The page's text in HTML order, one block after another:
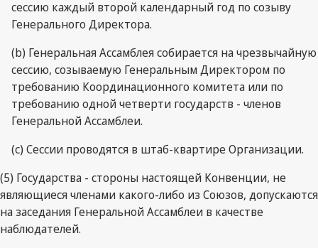
сессию каждый второй календарный год по созыву
Генерального Директора.
(b) Генеральная Ассамблея собирается на чрезвычайную
сессию, созываемую Генеральным Директором по
требованию Координационного комитета или по
требованию одной четверти государств - членов
Генеральной Ассамблеи.
(c) Сессии проводятся в штаб-квартире Организации.
(5) Государства - стороны настоящей Конвенции, не
являющиеся членами какого-либо из Союзов, допускаются
на заседания Генеральной Ассамблеи в качестве
наблюдателей.